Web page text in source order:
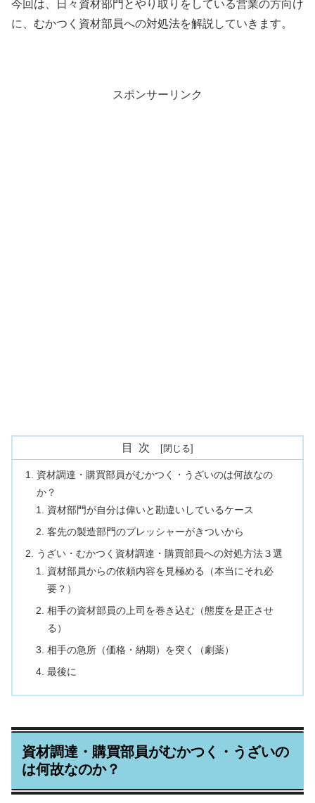
今回は、日々資材部門とやり取りをしている営業の方向け
に、むかつく資材部員への対処法を解説していきます。
スポンサーリンク
目次
資材調達・購買部員がむかつく・うざいのは何故なの
か？
資材部門が自分は偉いと勘違いしているケース
客先の製造部門のプレッシャーがきついから
うざい・むかつく資材調達・購買部員への対処方法３選
資材部員からの依頼内容を見極める（本当にそれ必
要？）
相手の資材部員の上司を巻き込む（態度を是正させ
る）
相手の急所（価格・納期）を突く（劇薬）
最後に
資材調達・購買部員がむかつく・うざいの
は何故なのか？